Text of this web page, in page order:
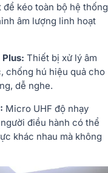
kéo toàn bộ hệ thống
âm lượng linh hoạt
Thiết bị xử lý âm
chống hú hiệu quả cho
dễ nghe.
Micro UHF độ nhạy
điều hành có thể
khác nhau mà không